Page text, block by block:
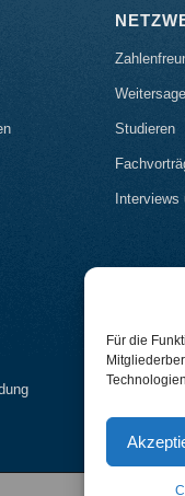
Für die
Studieren